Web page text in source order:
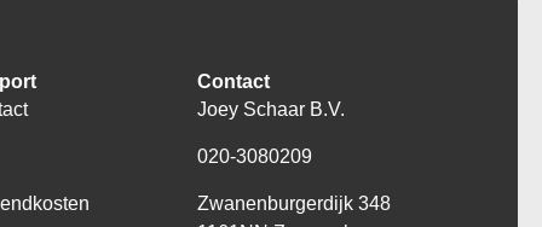
Contact
Joey Schaar B.V.
020-3080209
Zwanenburgerdijk 348